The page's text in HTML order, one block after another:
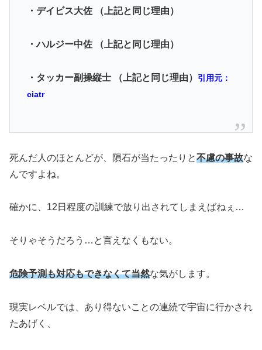
・デイビス大佐 （上記と同じ理由）
・ハルジー中佐 （上記と同じ理由）
・タッカー副操縦士 （上記と同じ理由）
引用元：
ciatr
死んだ人のほとんどが、隕石が当たったりと不慮の事故な
んですよね。
確かに、12日程度の訓練で放り出されてしまえばねぇ…
そりゃそうだろう…と言えなくもない。
危険予測も対応もできなくて当然な気がします。
現実レベルでは、あり得ないことの連続で宇宙に行かされ
たあげく、